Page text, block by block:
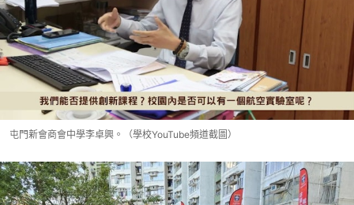
屯門新會商會中學李卓興。（學校YouTube頻道截圖）